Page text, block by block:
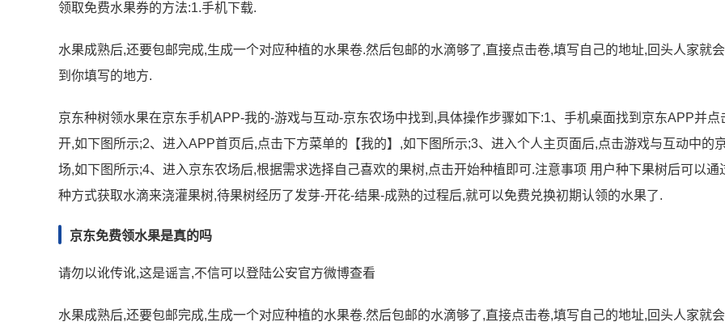
领取免费水果券的方法:1.手机下载.
水果成熟后,还要包邮完成,生成一个对应种植的水果卷.然后包邮的水滴够了,直接点击卷,填写自己的地址,回头人家就
到你填写的地方.
京东种树领水果在京东手机APP-我的-游戏与互动-京东农场中找到,具体操作步骤如下:1、手机桌面找到京东APP并点
开,如下图所示;2、进入APP首页后,点击下方菜单的【我的】,如下图所示;3、进入个人主页面后,点击游戏与互动中的
场,如下图所示;4、进入京东农场后,根据需求选择自己喜欢的果树,点击开始种植即可.注意事项 用户种下果树后可以通
种方式获取水滴来浇灌果树,待果树经历了发芽-开花-结果-成熟的过程后,就可以免费兑换初期认领的水果了.
京东免费领水果是真的吗
请勿以讹传讹,这是谣言,不信可以登陆公安官方微博查看
水果成熟后,还要包邮完成,生成一个对应种植的水果卷.然后包邮的水滴够了,直接点击卷,填写自己的地址,回头人家就